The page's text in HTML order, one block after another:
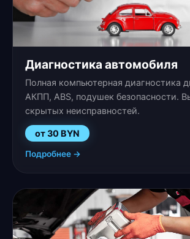
Диагностика автомобиля
Полная компьютерная диагностика
АКПП, ABS, подушек безопасности.
скрытых неисправностей.
от 30 BYN
Подробнее →